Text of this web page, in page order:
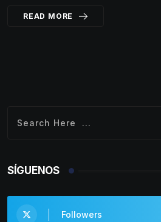
READ MORE
SÍGUENOS
Followers